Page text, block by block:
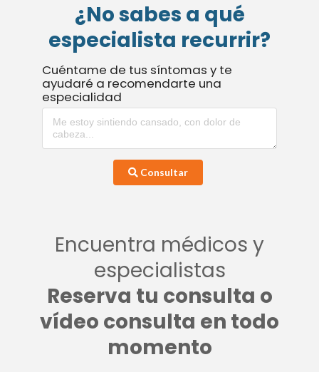
¿No sabes a qué
especialista recurrir?
Cuéntame de tus síntomas y te
ayudaré a recomendarte una
especialidad
Consultar
Encuentra médicos y
especialistas
Reserva tu consulta o
vídeo consulta en todo
momento